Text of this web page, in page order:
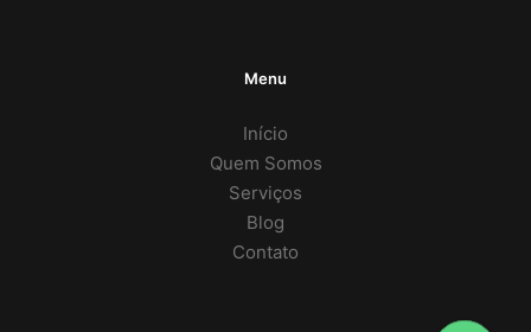
Menu
Início
Quem Somos
Serviços
Blog
Contato